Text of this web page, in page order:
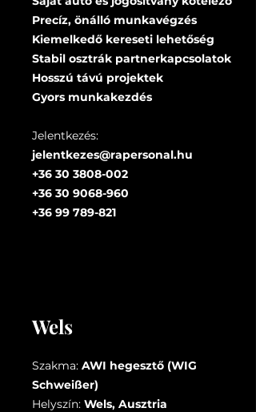
Precíz, önálló munkavégzés
Kiemelkedő kereseti lehetőség
Stabil osztrák partnerkapcsolatok
Hosszú távú projektek
Gyors munkakezdés
Jelentkezés:
jelentkezes@rapersonal.hu
+36 30 3808-002
+36 30 9068-960
+36 99 789-821
Wels
Szakma: AWI hegesztő (WIG
Schweißer)
Helyszín: Wels, Ausztria